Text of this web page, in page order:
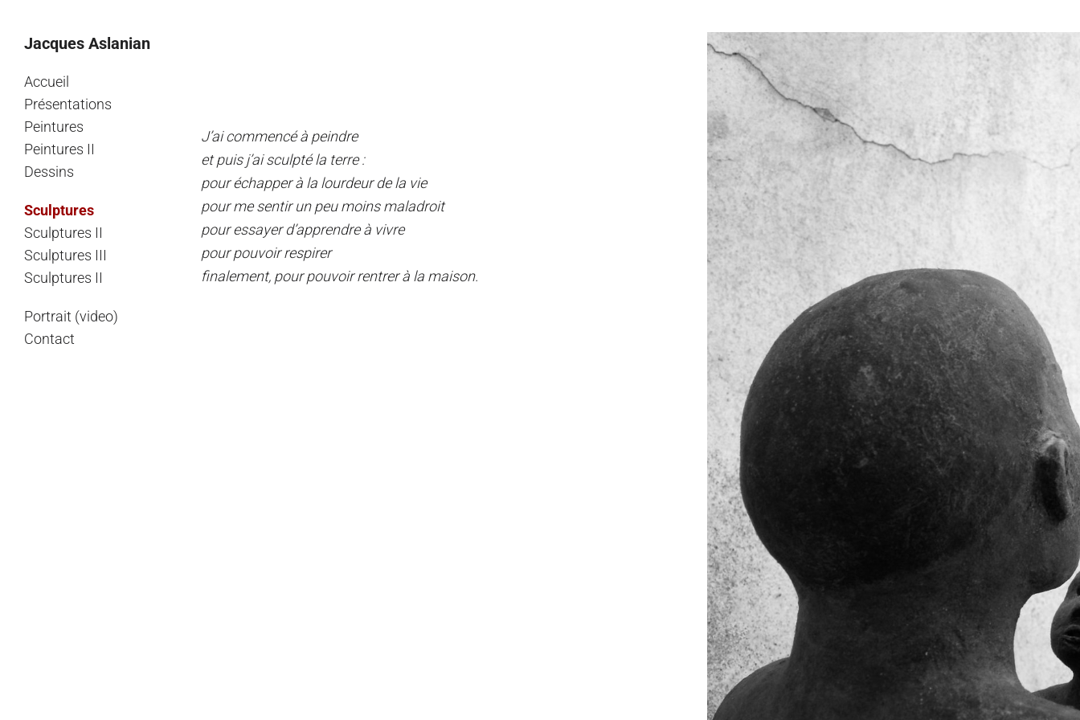
Jacques Aslanian
Skip
to
content
Accueil
Présentations
Peintures
Peintures II
Dessins
Sculptures
Sculptures II
Sculptures III
Sculptures II
Portrait (video)
Contact
J’ai commencé à peindre
et puis j’ai sculpté la terre :
pour échapper à la lourdeur de la vie
pour me sentir un peu moins maladroit
pour essayer d’apprendre à vivre
pour pouvoir respirer
finalement, pour pouvoir rentrer à la maison.